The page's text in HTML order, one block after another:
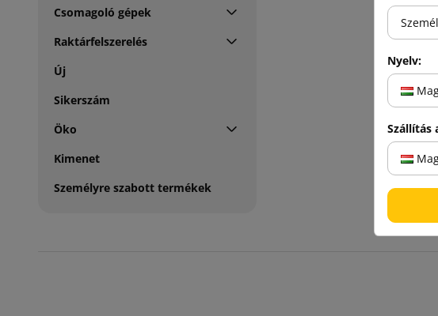
Csomagoló gépek
Raktárfelszerelés
Új
Sikerszám
Öko
Kimenet
Személyre szabott termékek
Nyelv:
Szállítás